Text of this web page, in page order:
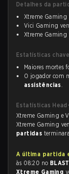
Detalhes da
Xtreme Gaming
Vici Gaming
Xtreme Gaming
Estatísticas
Maiores mortes
O jogador com
assistências.
Estatísticas
Xtreme Gaming e
Xtreme Gaming
partidas
A última partida
às 08:20 no
Xtreme Gaming